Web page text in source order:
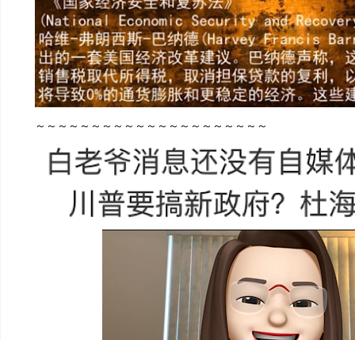
～～～～～～～～～～～～～～～～～～～～～